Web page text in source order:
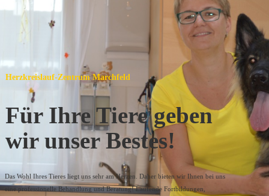
Für Ihre Tiere geben
wir unser Bestes!
Herzkreislauf-Zentrum Marchfeld
Das Wohl Ihres Tieres liegt uns sehr am Herzen. Daher bieten wir Ihnen bei uns
eine professionelle Behandlung und Beratung! Laufende Fortbildungen,